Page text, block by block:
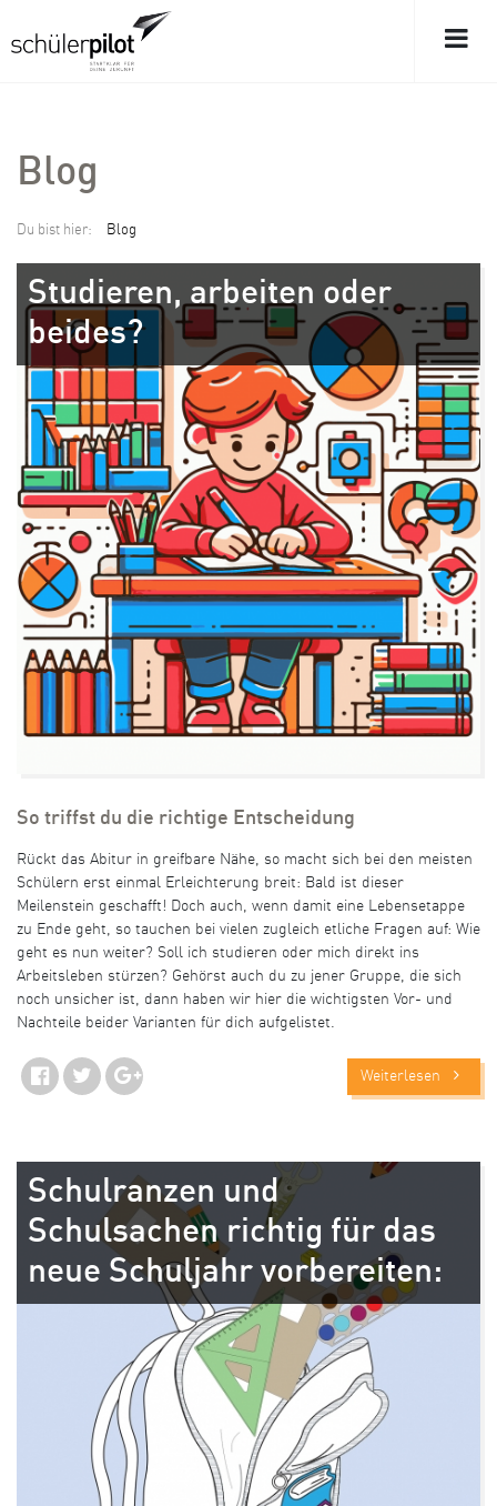
Blog
Du bist hier: Blog
Studieren, arbeiten oder
beides?
So triffst du die richtige Entscheidung
Rückt das Abitur in greifbare Nähe, so macht sich bei den meisten
Schülern erst einmal Erleichterung breit: Bald ist dieser
Meilenstein geschafft! Doch auch, wenn damit eine Lebensetappe
zu Ende geht, so tauchen bei vielen zugleich etliche Fragen auf: Wie
geht es nun weiter? Soll ich studieren oder mich direkt ins
Arbeitsleben stürzen? Gehörst auch du zu jener Gruppe, die sich
noch unsicher ist, dann haben wir hier die wichtigsten Vor- und
Nachteile beider Varianten für dich aufgelistet.
Weiterlesen
Schulranzen und
Schulsachen richtig für das
neue Schuljahr vorbereiten: